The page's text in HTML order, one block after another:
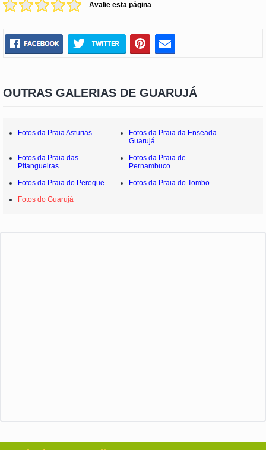
Avalie esta página
OUTRAS GALERIAS DE GUARUJÁ
Fotos da Praia Asturias
Fotos da Praia da Enseada -
Guarujá
Fotos da Praia das
Pitangueiras
Fotos da Praia de
Pernambuco
Fotos da Praia do Pereque
Fotos da Praia do Tombo
Fotos do Guarujá